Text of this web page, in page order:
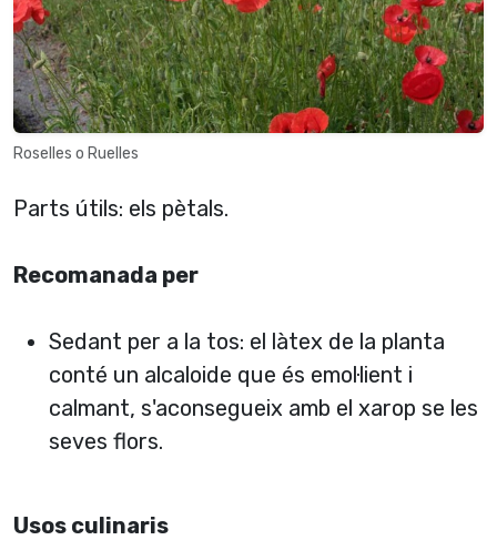
Roselles o Ruelles
Parts útils: els pètals.
Recomanada per
Sedant per a la tos: el làtex de la planta
conté un alcaloide que és emol·lient i
calmant, s'aconsegueix amb el xarop se les
seves flors.
Usos culinaris